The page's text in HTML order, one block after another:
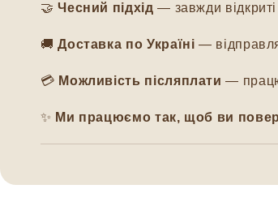
🤝Чесний підхід — завжди відкриті
🚚Доставка по Україні —
💳 Можливість післяплати —
✨ Ми працюємо так, щоб ви